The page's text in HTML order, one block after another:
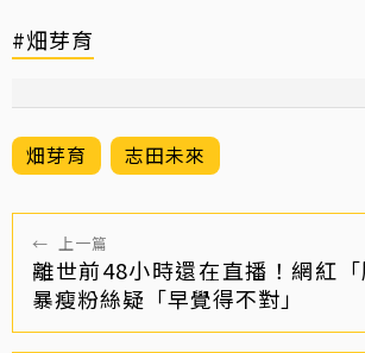
#畑芽育
畑芽育 志田未來
← 上一篇
離世前48小時還在直播！網紅
暴瘦粉絲疑「早覺得不對」